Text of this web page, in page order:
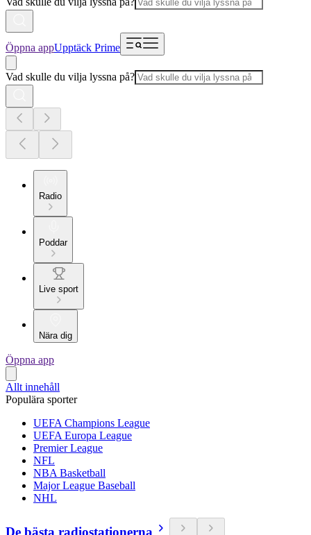
Öppna appUpptäck Prime
Vad skulle du vilja lyssna på?
Radio
Poddar
Live sport
Nära dig
Öppna app
Allt innehåll
Populära sporter
UEFA Champions League
UEFA Europa League
Premier League
NFL
NBA Basketball
Major League Baseball
NHL
De bästa radiostationerna